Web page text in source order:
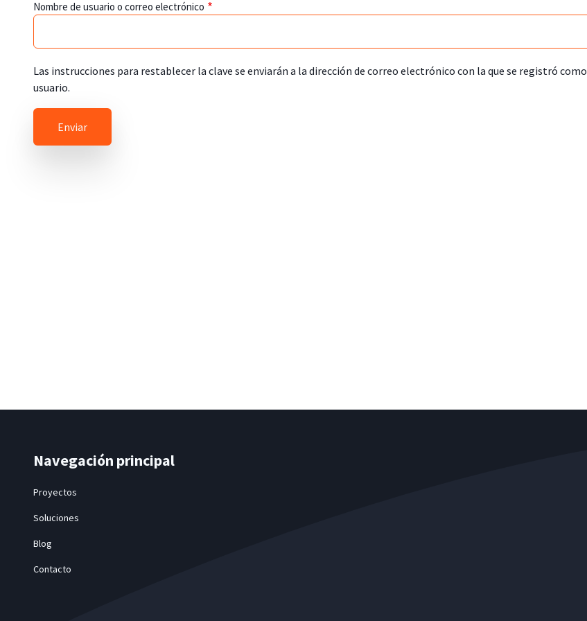
Nombre de usuario o correo electrónico
Las instrucciones para restablecer la clave se enviarán a la dirección de correo electrónico con la que se registró como
usuario.
Navegación principal
Proyectos
Soluciones
Blog
Contacto